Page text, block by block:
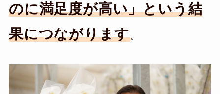
のに満足度が高い」という結
果につながります。